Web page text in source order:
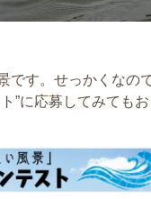
です。せっかくなの
”に応募してみても